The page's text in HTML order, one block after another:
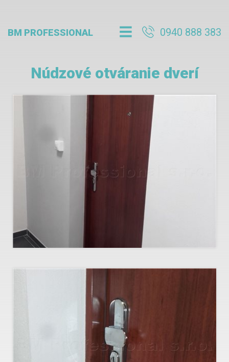
BM PROFESSIONAL 0940 888 383
Núdzové otváranie dverí